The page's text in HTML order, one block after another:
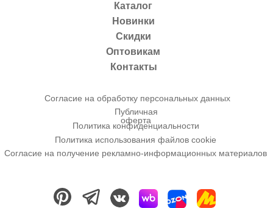
Согласие на обработку персональных данных
Публичная
оферта
Оптовикам
Скидки
Новинки
Каталог
Политика конфиденциальности
Согласие на получение рекламно-информационных материалов
Политика использования файлов cookie
Контакты